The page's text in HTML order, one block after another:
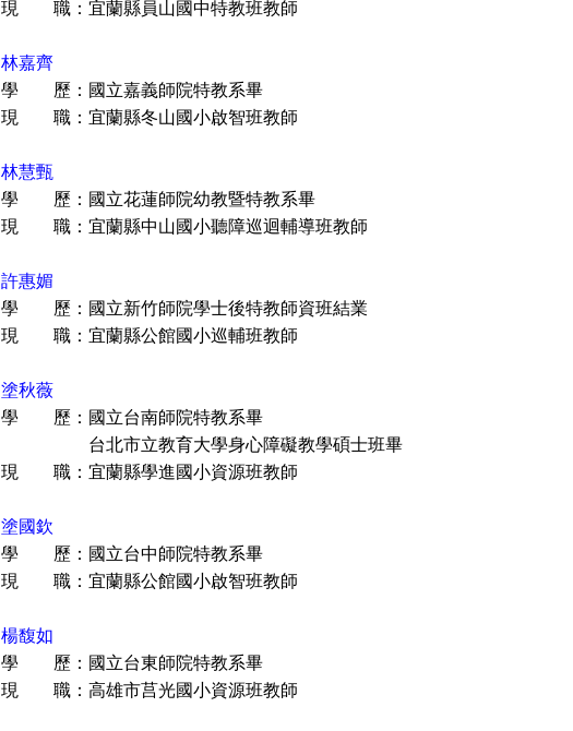
現 職：宜蘭縣員山國中特教班教師
林嘉齊
學 歷：國立嘉義師院特教系畢
現 職：宜蘭縣冬山國小啟智班教師
林慧甄
學 歷：國立花蓮師院幼教暨特教系畢
現 職：宜蘭縣中山國小聽障巡迴輔導班教師
許惠媚
學 歷：國立新竹師院學士後特教師資班結業
現 職：宜蘭縣公館國小巡輔班教師
塗秋薇
學 歷：國立台南師院特教系畢
台北市立教育大學身心障礙教學碩士班畢
現 職：宜蘭縣學進國小資源班教師
塗國欽
學 歷：國立台中師院特教系畢
現 職：宜蘭縣公館國小啟智班教師
楊馥如
學 歷：國立台東師院特教系畢
現 職：高雄市莒光國小資源班教師